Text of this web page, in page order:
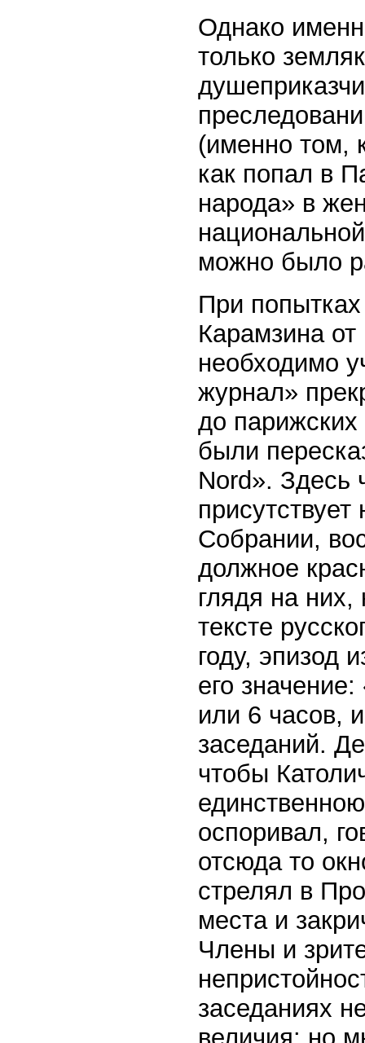
Однако
только
(именно том,
как попал в
народа» в
можно было
При попытках
Карамзина
необходимо
журнал»
до
были
Nord». Здесь
Собрании,
должное
глядя на
тексте
году, эпизод
его
или 6 часов,
заседаний.
чтобы
оспоривал,
отсюда то
стрелял в
места и
Члены и
заседаниях